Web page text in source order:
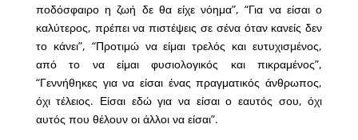
ποδόσφαιρο η ζωή δε θα είχε νόημα”, “Για να είσαι ο
καλύτερος, πρέπει να πιστέψεις σε σένα όταν κανείς δεν
το κάνει”, “Προτιμώ να είμαι τρελός και ευτυχισμένος,
από το να είμαι φυσιολογικός και πικραμένος”,
“Γεννήθηκες για να είσαι ένας πραγματικός άνθρωπος,
όχι τέλειος. Είσαι εδώ για να είσαι ο εαυτός σου, όχι
αυτός που θέλουν οι άλλοι να είσαι”.